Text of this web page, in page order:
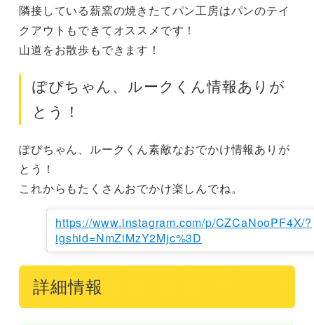
隣接している薪窯の焼きたてパン工房はパンのテイ
クアウトもできてオススメです！
山道をお散歩もできます！
ぽぴちゃん、ルークくん情報ありが
とう！
ぽぴちゃん、ルークくん素敵なおでかけ情報ありが
とう！
これからもたくさんおでかけ楽しんでね。
https://www.instagram.com/p/CZCaNooPF4X/?
igshid=NmZiMzY2Mjc%3D
詳細情報